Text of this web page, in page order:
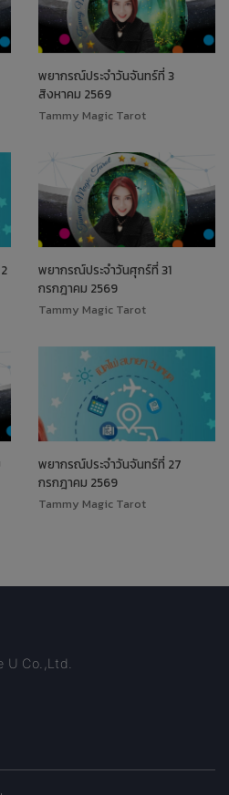
พยากรณ์ประจำวันจันทร์ที่ 3
สิงหาคม 2569
Tammy Magic Tarot
พยากรณ์ประจำวันศุกร์ที่ 31
กรกฎาคม 2569
Tammy Magic Tarot
พยากรณ์ประจำวันจันทร์ที่ 27
กรกฎาคม 2569
Tammy Magic Tarot
Co.,Ltd.